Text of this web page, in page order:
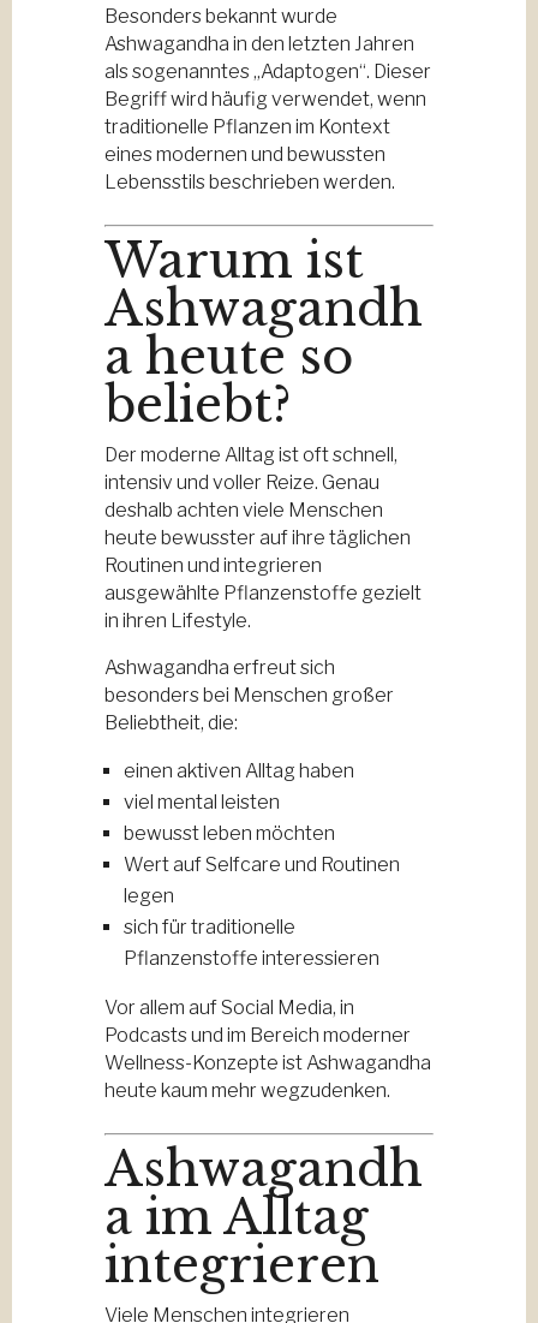
Besonders bekannt wurde
Ashwagandha in den letzten Jahren
als sogenanntes „Adaptogen“. Dieser
Begriff wird häufig verwendet, wenn
traditionelle Pflanzen im Kontext
eines modernen und bewussten
Lebensstils beschrieben werden.
Warum ist
Ashwagandh
a heute so
beliebt?
Der moderne Alltag ist oft schnell,
intensiv und voller Reize. Genau
deshalb achten viele Menschen
heute bewusster auf ihre täglichen
Routinen und integrieren
ausgewählte Pflanzenstoffe gezielt
in ihren Lifestyle.
Ashwagandha erfreut sich
besonders bei Menschen großer
Beliebtheit, die:
einen aktiven Alltag haben
viel mental leisten
bewusst leben möchten
Wert auf Selfcare und Routinen
legen
sich für traditionelle
Pflanzenstoffe interessieren
Vor allem auf Social Media, in
Podcasts und im Bereich moderner
Wellness-Konzepte ist Ashwagandha
heute kaum mehr wegzudenken.
Ashwagandh
a im Alltag
integrieren
Viele Menschen integrieren